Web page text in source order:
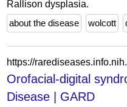
Rallison dysplasia.
about the disease
wolcott
Orofacial-digital
Disease | GARD